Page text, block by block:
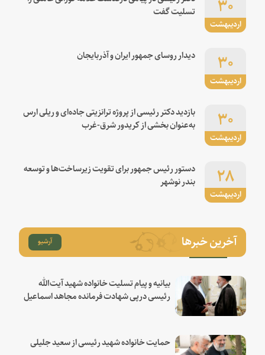
اردیبهشت
تسلیت گفت
اردیبهشت
۳۰ دیدار روسای جمهور ایران و آذربایجان
اردیبهشت
۳۰
بازدید دکتر رئیسی از پروژه ترانزیتی جاده‌ای و ریلی ارس
به‌عنوان بخشی از کریدور شرق-غرب
اردیبهشت
۲۸
دستور رئیس جمهور برای تقویت زیرساخت‌ها و توسعه
بندر نوشهر
آخرین خبرها آرشیو
بیانیه و پیام تسلیت خانواده شهید آیت‌الله
رئیسی درپی شهادت فرمانده مجاهد اسماعیل
حمایت خانواده شهید رئیسی از سعید جلیلی